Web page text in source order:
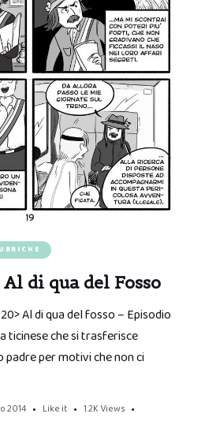
di qua del Fosso
Al di qua del fosso – Episodio
ticinese che si trasferisce
per motivi che non ci
2014 Like it 1.2K Views